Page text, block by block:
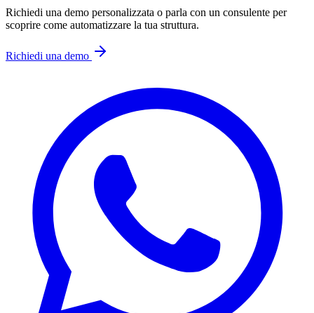
Richiedi una demo personalizzata o parla con un consulente per
scoprire come automatizzare la tua struttura.
Richiedi una demo